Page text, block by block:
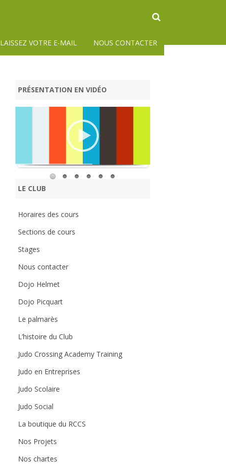
LAISSEZ VOTRE E-MAIL NOUS CONTACTER
PRÉSENTATION EN VIDÉO
LE CLUB
Horaires des cours
Sections de cours
Stages
Nous contacter
Dojo Helmet
Dojo Picquart
Le palmarès
L’histoire du Club
Judo Crossing Academy Training
Judo en Entreprises
Judo Scolaire
Judo Social
La boutique du RCCS
Nos Projets
Nos chartes